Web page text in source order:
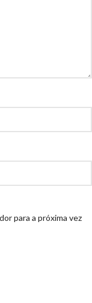
para a próxima vez